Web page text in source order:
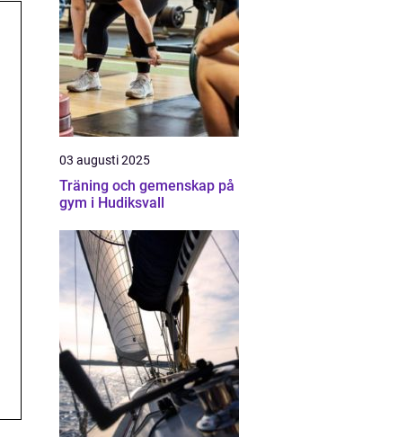
03 augusti 2025
Träning och gemenskap på
gym i Hudiksvall